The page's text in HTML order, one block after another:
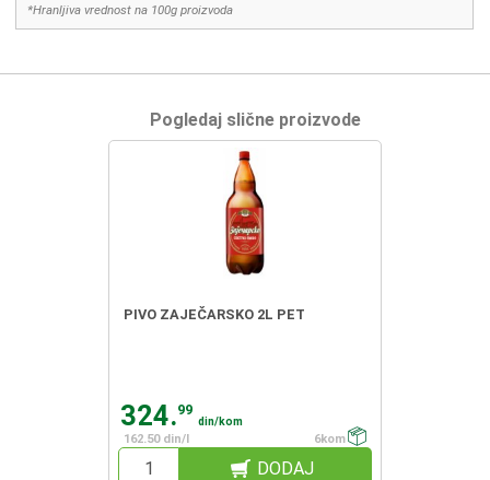
*Hranljiva vrednost na 100g proizvoda
Pogledaj slične proizvode
PIVO ZAJEČARSKO 2L PET
324.99
din/kom
162.50 din/l
6kom
DODAJ